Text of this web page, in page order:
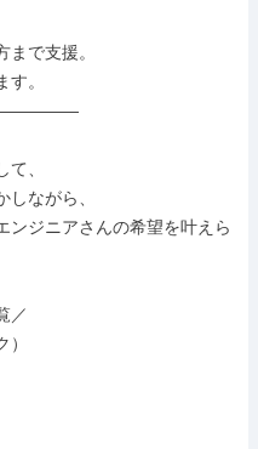
で支援。
。
、
しながら、
ンジニアさんの希望を叶えら
／